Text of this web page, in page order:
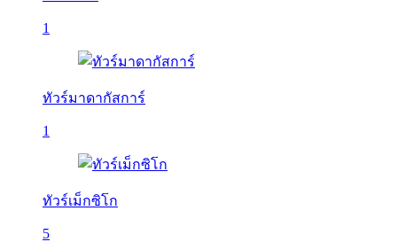
1
ทัวร์มาดากัสการ์
1
ทัวร์เม็กซิโก
5